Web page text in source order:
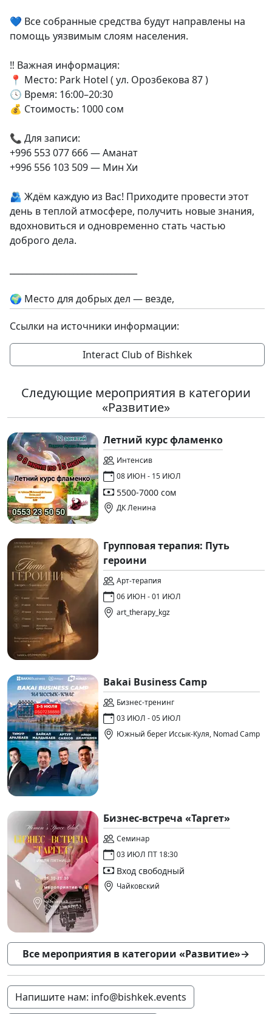
💙 Все собранные средства будут направлены на
помощь уязвимым слоям населения.
‼️ Важная информация:
📍 Место: Park Hotel ( ул. Орозбекова 87 )
🕓 Время: 16:00–20:30
💰 Стоимость: 1000 сом
📞 Для записи:
+996 553 077 666 — Аманат
+996 556 103 509 — Мин Хи
🫂 Ждём каждую из Вас! Приходите провести этот
день в теплой атмосфере, получить новые знания,
вдохновиться и одновременно стать частью
доброго дела.
🌍 Место для добрых дел — везде,
Ссылки на источники информации:
Interact Club of Bishkek
Следующие мероприятия в категории
«Развитие»
Летний курс фламенко
Интенсив
08 ИЮН - 15 ИЮЛ
5500-7000 сом
ДК Ленина
Групповая терапия: Путь
героини
Арт-терапия
06 ИЮН - 01 ИЮЛ
art_therapy_kgz
Bakai Business Camp
Бизнес-тренинг
03 ИЮЛ - 05 ИЮЛ
Южный берег Иссык-Куля, Nomad Camp
Бизнес-встреча «Таргет»
Семинар
03 ИЮЛ ПТ 18:30
Вход свободный
Чайковский
Все мероприятия в категории «Развитие»→
Напишите нам: info@bishkek.events